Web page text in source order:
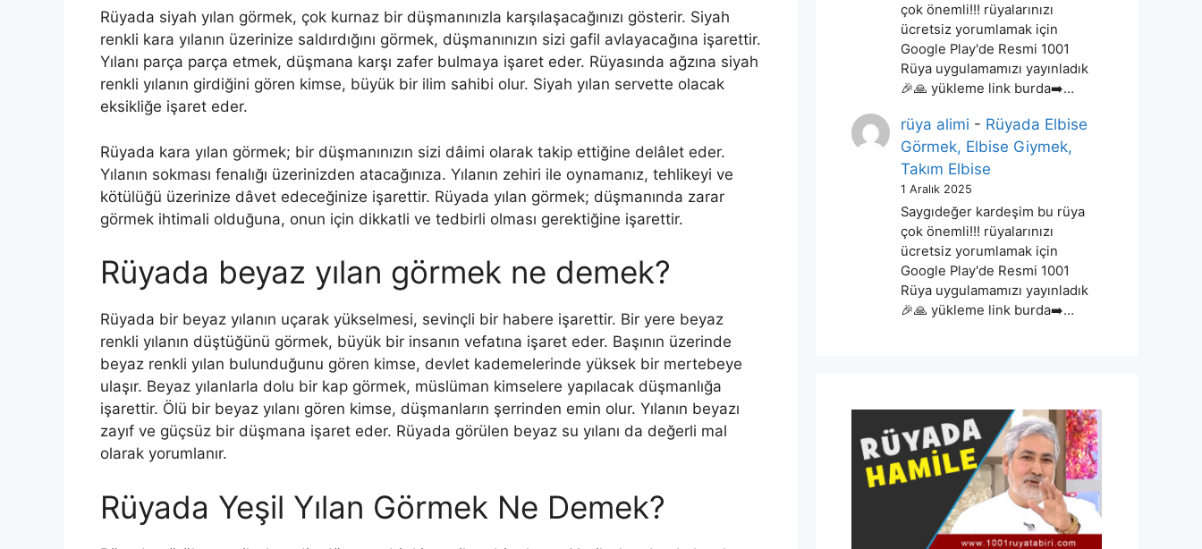
Rüyada siyah yılan görmek, çok kurnaz bir düşmanınızla karşılaşacağınızı gösterir. Siyah
renkli kara yılanın üzerinize saldırdığını görmek, düşmanınızın sizi gafil avlayacağına işarettir.
Yılanı parça parça etmek, düşmana karşı zafer bulmaya işaret eder. Rüyasında ağzına siyah
renkli yılanın girdiğini gören kimse, büyük bir ilim sahibi olur. Siyah yılan servette olacak
eksikliğe işaret eder.
Rüyada kara yılan görmek; bir düşmanını­zın sizi dâimi olarak takip ettiğine delâlet eder.
Yılanın sokması fenalığı üzerinizden atacağınıza. Yılanın zehiri ile oynamanız, tehli­keyi ve
kötülüğü üzerinize dâvet edeceğinize işarettir. Rüyada yılan görmek; düşmanında zarar
görmek ih­timali olduğuna, onun için dikkatli ve tedbirli olması gerektiğine işarettir.
Rüyada beyaz yılan görmek ne demek?
Rüyada bir beyaz yılanın uçarak yükselmesi, sevinçli bir habere işarettir. Bir yere beyaz
renkli yılanın düştüğünü görmek, büyük bir insanın vefatına işaret eder. Başının üzerinde
beyaz renkli yılan bulunduğunu gören kimse, devlet kademelerinde yüksek bir mertebeye
ulaşır. Beyaz yılanlarla dolu bir kap görmek, müslüman kimselere yapılacak düşmanlığa
işarettir. Ölü bir beyaz yılanı gören kimse, düşmanların şerrinden emin olur. Yılanın beyazı
zayıf ve güçsüz bir düşmana işaret eder. Rüyada görülen beyaz su yılanı da değerli mal
olarak yorumlanır.
Rüyada Yeşil Yılan Görmek Ne Demek?
çok önemli!!! rüyalarınızı
ücretsiz yorumlamak için
Google Play'de Resmi 1001
Rüya uygulamamızı yayınladık
🎉🙏 yükleme link burda➡️…
rüya alimi - Rüyada Elbise
Görmek, Elbise Giymek,
Takım Elbise
1 Aralık 2025
Saygıdeğer kardeşim bu rüya
çok önemli!!! rüyalarınızı
ücretsiz yorumlamak için
Google Play'de Resmi 1001
Rüya uygulamamızı yayınladık
🎉🙏 yükleme link burda➡️…